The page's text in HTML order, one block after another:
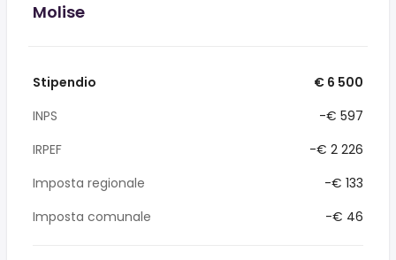
Molise
Stipendio
€ 6 500
INPS
-€ 597
IRPEF
-€ 2 226
Imposta regionale
-€ 133
Imposta comunale
-€ 46